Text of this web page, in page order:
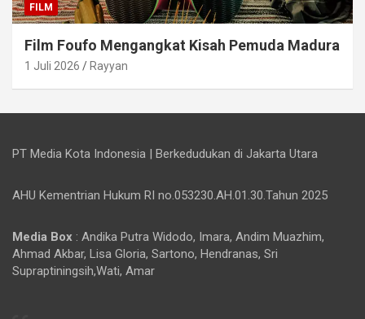
FILM
Film Foufo Mengangkat Kisah Pemuda Madura
1 Juli 2026 Rayyan
PT Media Kota Indonesia | Berkedudukan di Jakarta Utara
AHU Kementrian Hukum RI no.053230.AH.01.30.Tahun 2025
Media Box : Andika Putra Widodo, Imara, Andim Muazhim,
Ahmad Akbar, Lisa Gloria, Sartono, Hendranas, Sri
Supraptiningsih,Wati, Amar